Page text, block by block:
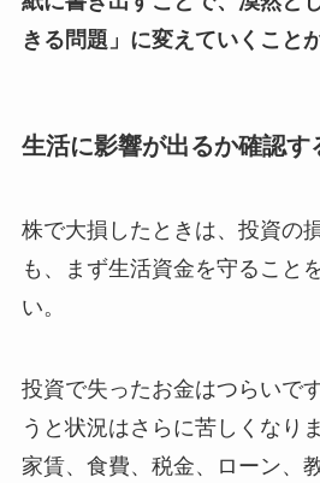
きる問題」に変えていくこと
生活に影響が出るか確認す
株で大損したときは、投資の
も、まず生活資金を守ること
い。
投資で失ったお金はつらいで
うと状況はさらに苦しくなりま
家賃、食費、税金、ローン、